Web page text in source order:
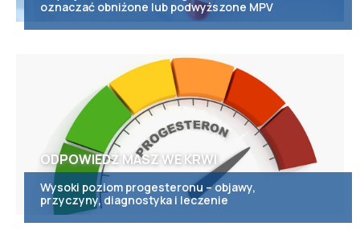
oznaczać obniżone lub podwyższone MPV
ODPOWIEDŹ MASZ WE KRWI
Wysoki poziom progesteronu – objawy,
przyczyny, diagnostyka i leczenie